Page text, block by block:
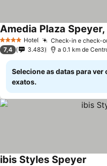
4 EstrelasHotel Check-in e check-
7,4 3.483 a 0.1 km de
Selecione as datas para ver
exatos.
ibis Styles Speyer